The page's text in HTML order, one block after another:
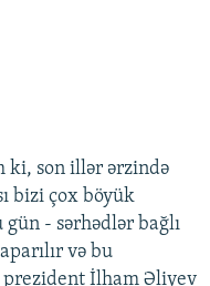
ki, son illər ərzində
bizi çox böyük
- sərhədlər bağlı
və bu
prezident İlham Əliyev